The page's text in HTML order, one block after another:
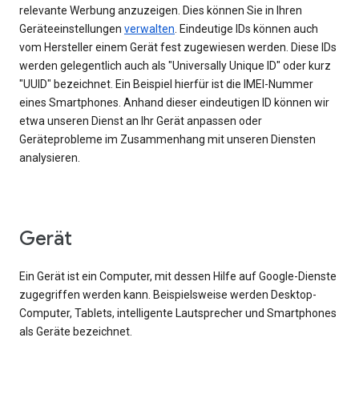
relevante Werbung anzuzeigen. Dies können Sie in Ihren
Geräteeinstellungen verwalten. Eindeutige IDs können auch
vom Hersteller einem Gerät fest zugewiesen werden. Diese IDs
werden gelegentlich auch als "Universally Unique ID" oder kurz
"UUID" bezeichnet. Ein Beispiel hierfür ist die IMEI-Nummer
eines Smartphones. Anhand dieser eindeutigen ID können wir
etwa unseren Dienst an Ihr Gerät anpassen oder
Geräteprobleme im Zusammenhang mit unseren Diensten
analysieren.
Gerät
Ein Gerät ist ein Computer, mit dessen Hilfe auf Google-Dienste
zugegriffen werden kann. Beispielsweise werden Desktop-
Computer, Tablets, intelligente Lautsprecher und Smartphones
als Geräte bezeichnet.